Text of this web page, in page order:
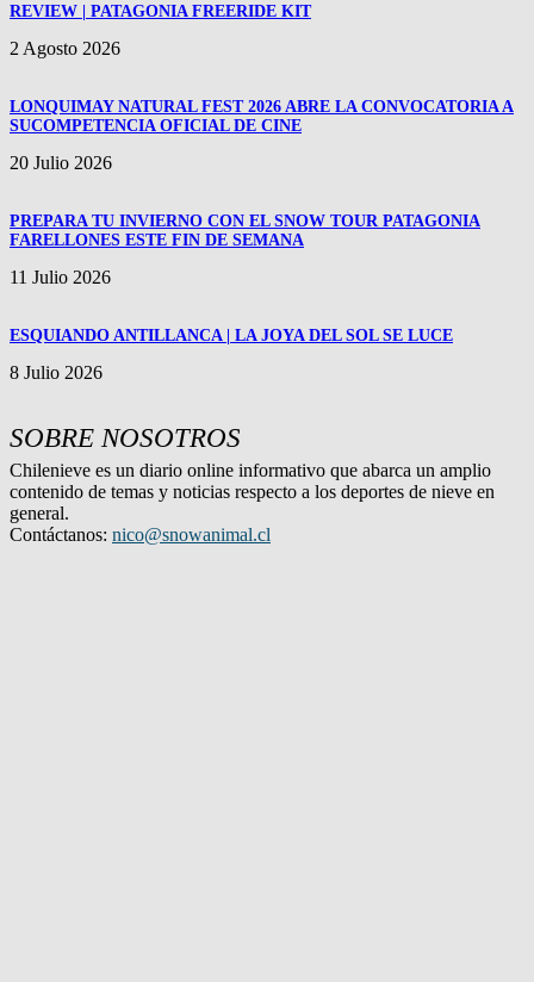
REVIEW | PATAGONIA FREERIDE KIT
2 Agosto 2026
LONQUIMAY NATURAL FEST 2026 ABRE LA CONVOCATORIA A
SUCOMPETENCIA OFICIAL DE CINE
20 Julio 2026
PREPARA TU INVIERNO CON EL SNOW TOUR PATAGONIA
FARELLONES ESTE FIN DE SEMANA
11 Julio 2026
ESQUIANDO ANTILLANCA | LA JOYA DEL SOL SE LUCE
8 Julio 2026
SOBRE NOSOTROS
Chilenieve es un diario online informativo que abarca un amplio
contenido de temas y noticias respecto a los deportes de nieve en
general.
Contáctanos: nico@snowanimal.cl